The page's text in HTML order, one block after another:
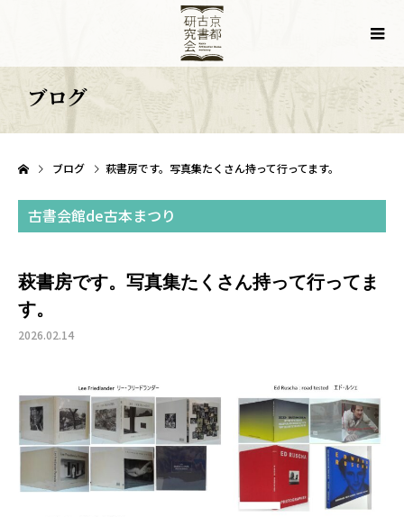
ブログ
ブログ 萩書房です。写真集たくさん持って行ってます。
古書会館de古本まつり
萩書房です。写真集たくさん持って行ってま
す。
2026.02.14